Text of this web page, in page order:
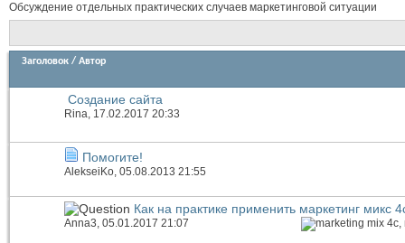
Обсуждение отдельных практических случаев маркетинговой ситуации
Заголовок / Автор
Создание сайта
Rina, 17.02.2017 20:33
Помогите!
AlekseiKo, 05.08.2013 21:55
Как на практике применить маркетинг микс
Anna3, 05.01.2017 21:07